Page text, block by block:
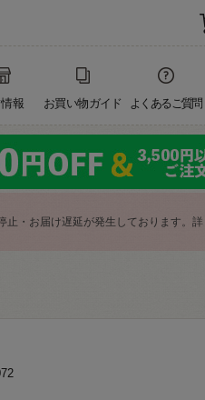
報 お買い物ガイド よくあるご質問
・お届け遅延が発生しております。詳